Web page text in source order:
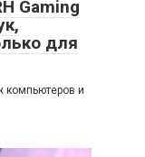
Gaming
для
компьютеров и